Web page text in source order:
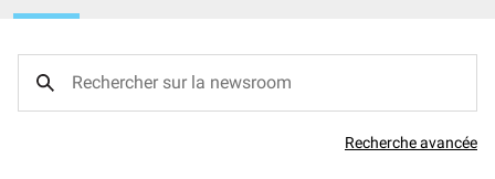
Recherche avancée